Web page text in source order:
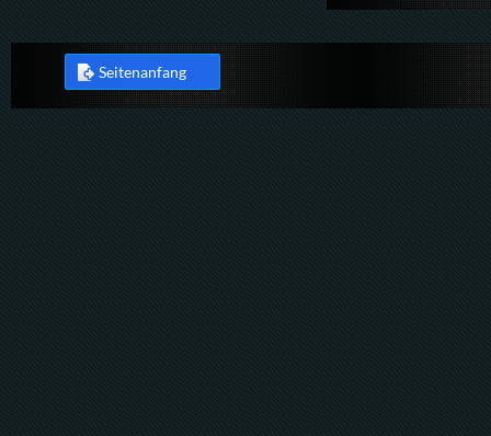
Seitenanfang